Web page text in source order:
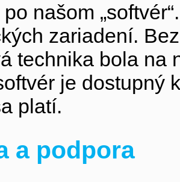
našom
zariadení.
technika bola na
je dostupný
platí.
a podpora